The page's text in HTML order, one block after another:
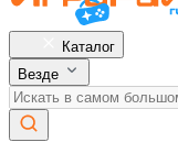
Каталог
Везде